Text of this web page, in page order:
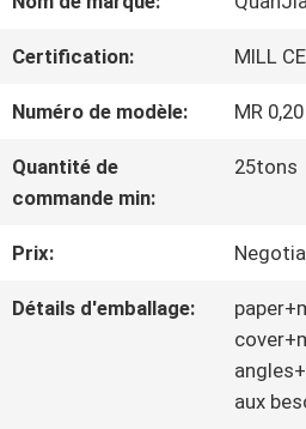
NOUS
Certification: MILL
Numéro de modèle: MR
Quantité de
commande min:
25tons
Prix:
Détails d'emballage:
aux